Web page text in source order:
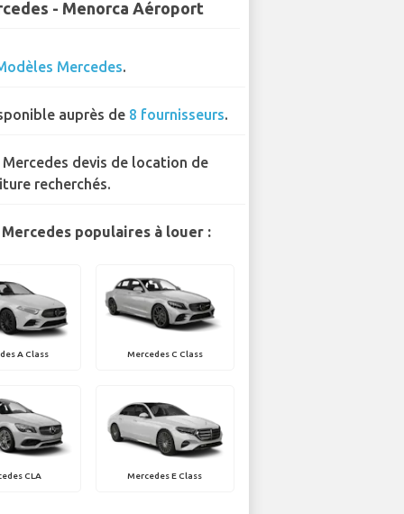
- Menorca Aéroport
Mercedes.
auprès de 8 fournisseurs.
Mercedes devis de location de
recherchés.
populaires à louer :
A Class Mercedes C Class
CLA Mercedes E Class